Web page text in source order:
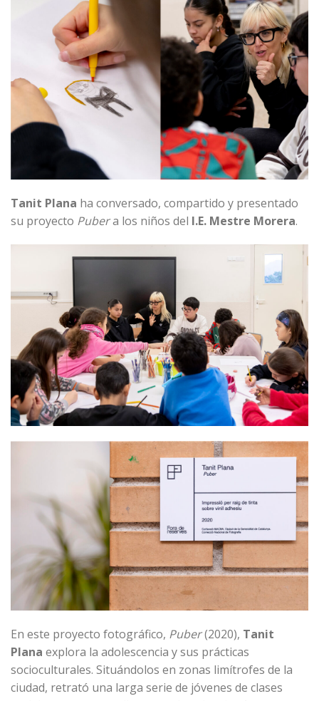
Tanit Plana ha conversado, compartido y presentado
su proyecto Pubera los niños del I.E. Mestre Morera.
En este proyecto fotográfico, Puber(2020), Tanit
Plana explora la adolescencia y sus prácticas
socioculturales. Situándolos en zonas limítrofes de la
ciudad, retrató una larga serie de jóvenes de clases